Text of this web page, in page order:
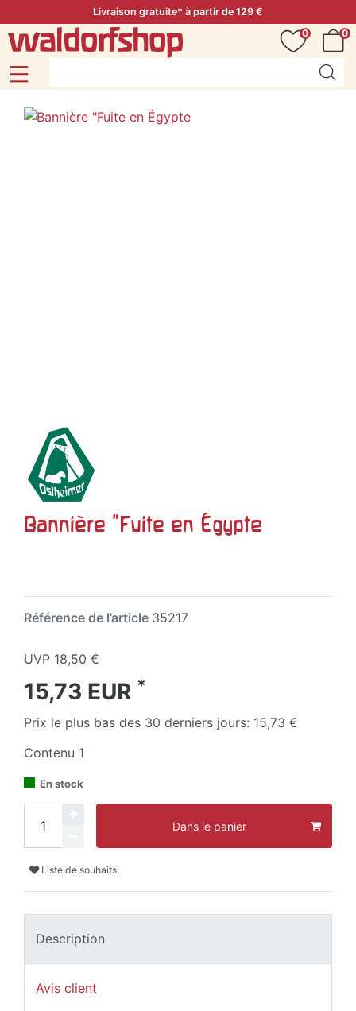
Livraison gratuite* à partir de 129 €
0
0
Bannière "Fuite en Égypte
Référence de l’article 35217
UVP 18,50 €
15,73 EUR *
Prix le plus bas des 30 derniers jours: 15,73 €
Contenu 1
En stock
Dans le panier
Liste de souhaits
Description
Avis client